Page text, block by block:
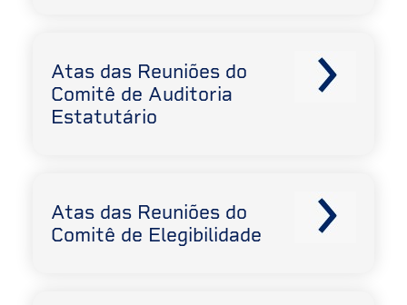
Atas das Reuniões do
Comitê de Auditoria
Estatutário
Atas das Reuniões do
Comitê de Elegibilidade